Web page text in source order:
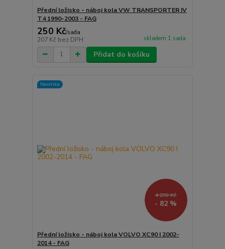
Přední ložisko - náboj kola VW TRANSPORTER IV
T4 1990-2003 - FAG
250 Kč/sada
207 Kč bez DPH skladem 1 sada
Přidat do košíku
Novinka
4 290 Kč
- 82 %
Přední ložisko - náboj kola VOLVO XC90 I 2002-
2014 - FAG